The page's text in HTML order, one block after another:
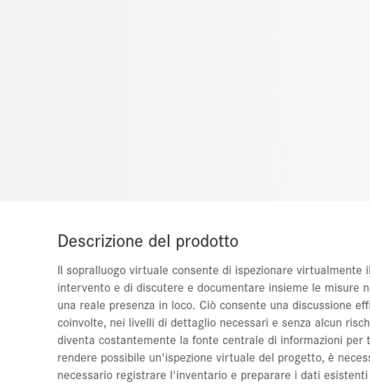
Descrizione del prodotto
Il sopralluogo virtuale consente di ispezionare virtualmente
intervento e di discutere e documentare insieme le misure
una reale presenza in loco. Ciò consente una discussione
coinvolte, nei livelli di dettaglio necessari e senza alcun
diventa costantemente la fonte centrale di informazioni
rendere possibile un'ispezione virtuale del progetto, è
necessario registrare l'inventario e preparare i dati